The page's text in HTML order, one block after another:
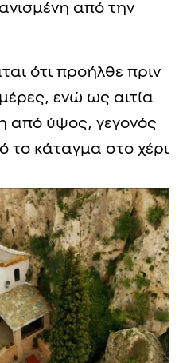
από την
ότι προήλθε πριν
ενώ ως αιτία
από ύψος, γεγονός
το κάταγμα στο χέρι